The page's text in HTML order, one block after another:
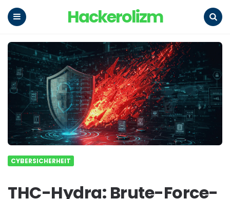
Hackerolizm
CYBERSICHERHEIT
THC-Hydra: Brute-Force-